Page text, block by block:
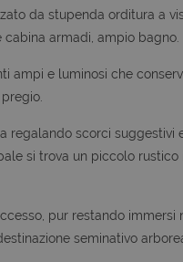
da stupenda orditura a
armadi, ampio bagno.
ampi e luminosi che
regalando scorci suggestivi
si trova un piccolo rustico
pur restando immersi
seminativo